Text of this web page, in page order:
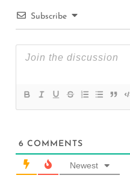
Subscribe
6 COMMENTS
Newest